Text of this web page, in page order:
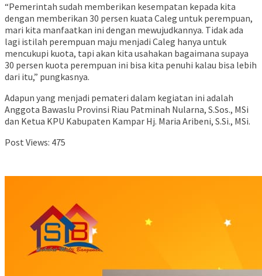
“Pemerintah sudah memberikan kesempatan kepada kita
dengan memberikan 30 persen kuata Caleg untuk perempuan,
mari kita manfaatkan ini dengan mewujudkannya. Tidak ada
lagi istilah perempuan maju menjadi Caleg hanya untuk
mencukupi kuota, tapi akan kita usahakan bagaimana supaya
30 persen kuota perempuan ini bisa kita penuhi kalau bisa lebih
dari itu,” pungkasnya.
Adapun yang menjadi pemateri dalam kegiatan ini adalah
Anggota Bawaslu Provinsi Riau Patminah Nularna, S.Sos., MSi
dan Ketua KPU Kabupaten Kampar Hj. Maria Aribeni, S.Si., MSi.
Post Views: 475